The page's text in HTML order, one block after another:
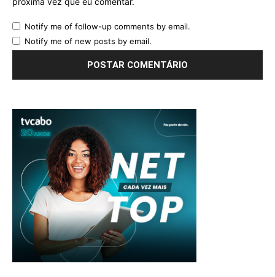
Notify me of follow-up comments by email.
Notify me of new posts by email.